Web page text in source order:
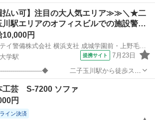
ワンルームにも
上野毛駅 ソファ コンパクト
払い可】注目の大人気エリア≫≫＼★二
川駅エリアのオフィスビルでの施設警…
10,000円
シンテイ警備株式会社 横浜支社 成城学園前・上野毛・駒沢大学(5)エリア/A3203200105
学駅
提携サイト 7月23日
設警備のお仕事！ ◆--------------------------...
駒沢大学駅
浜本工芸 S-7200 ソファ
円
イン決済